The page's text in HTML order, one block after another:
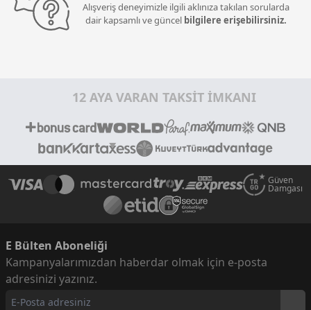
Alışveriş deneyimizle ilgili aklınıza takılan sorularda
dair kapsamlı ve güncel bilgilere erişebilirsiniz.
12 AYA VARAN TAKSİT İMKANI
Güven
Damgası
E Bülten Aboneliği
Kampanyalarımızdan haberdar olmak için e-posta
adresinizi yazınız.